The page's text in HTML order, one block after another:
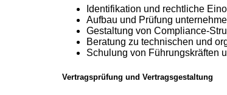
Identifikation und rechtliche
Aufbau und Prüfung
Gestaltung von Compliance-
Beratung zu technischen und
Schulung von Führungskräften
Vertragsprüfung und Vertragsgestaltung